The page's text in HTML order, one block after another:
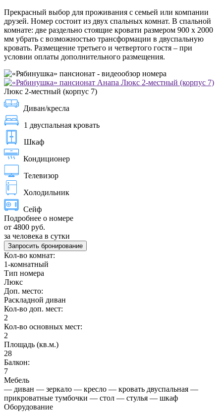
Прекрасный выбор для проживания с семьей или компании
друзей. Номер состоит из двух спальных комнат. В спальной
комнате: две раздельно стоящие кровати размером 900 х 2000
мм убрать с возможностью трансформации в двуспальную
кровать. Размещение третьего и четвертого гостя – при
условии оплаты дополнительного размещения.
Люкс 2-местный (корпус 7)
Диван/кресла
1 двуспальная кровать
Шкаф
Кондиционер
Телевизор
Холодильник
Сейф
Подробнее о номере
от 4800 руб.
за человека в сутки
Запросить бронирование
Кол-во комнат:
1-комнатный
Тип номера
Люкс
Доп. место:
Раскладной диван
Кол-во доп. мест:
2
Кол-во основных мест:
2
Площадь (кв.м.)
28
Балкон:
7
Мебель
— диван — зеркало — кресло — кровать двуспальная —
прикроватные тумбочки — стол — стулья — шкаф
Оборудование